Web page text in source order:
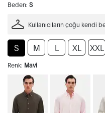
Beden: S
Kullanıcıların çoğu kendi
S M L XL XXL
Renk: Mavi